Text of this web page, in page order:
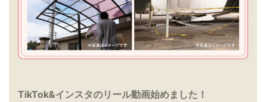
TikTok&インスタのリール動画始めました！